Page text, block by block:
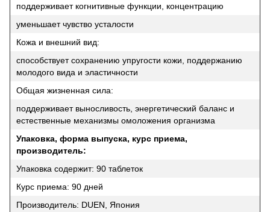
поддерживает когнитивные функции, концентрацию
уменьшает чувство усталости
Кожа и внешний вид:
способствует сохранению упругости кожи, поддержанию
молодого вида и эластичности
Общая жизненная сила:
поддерживает выносливость, энергетический баланс и
естественные механизмы омоложения организма
Упаковка, форма выпуска, курс приема,
производитель:
Упаковка содержит: 90 таблеток
Курс приема: 90 дней
Производитель: DUEN, Япония